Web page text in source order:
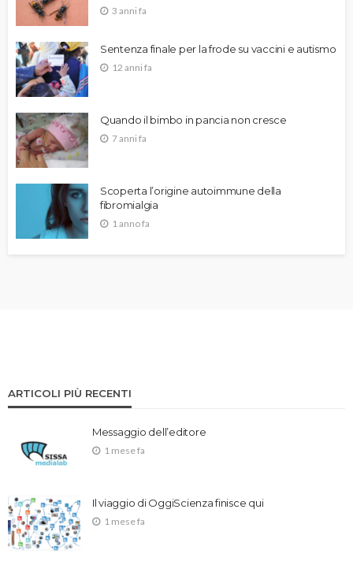
3 anni fa
Sentenza finale per la frode su vaccini e autismo
12 anni fa
Quando il bimbo in pancia non cresce
7 anni fa
Scoperta l’origine autoimmune della
fibromialgia
1 anno fa
ARTICOLI PIÙ RECENTI
Messaggio dell’editore
1 mese fa
Il viaggio di OggiScienza finisce qui
1 mese fa